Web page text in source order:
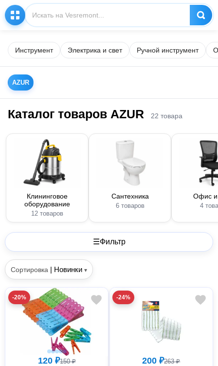
Инструмент Электрика и свет Ручной инструмент
AZUR
Каталог товаров AZUR 22 товара
Клининговое
оборудование
12 товаров
Сантехника
6 товаров
Офис
4
☰Фильтр
Сортировка | Новинки ▾
-20%
120 ₽150 ₽
-24%
200 ₽263 ₽